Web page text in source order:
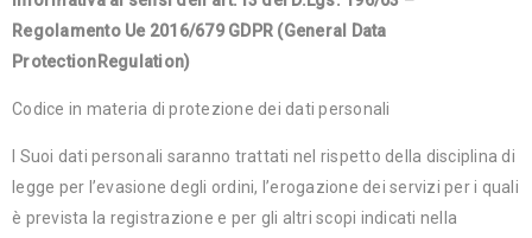
Regolamento Ue 2016/679 GDPR (General Data
ProtectionRegulation)
Codice in materia di protezione dei dati personali
I Suoi dati personali saranno trattati nel rispetto della disciplina di
legge per l’evasione degli ordini, l’erogazione dei servizi per i quali
è prevista la registrazione e per gli altri scopi indicati nella